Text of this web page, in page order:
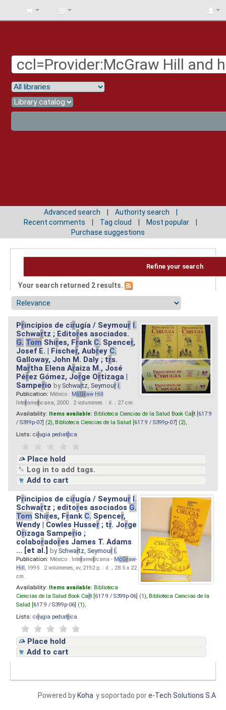
BIBLIOTECA
Advanced search
Authority search
Recent comments
Tag cloud
Most popular
Purchase suggestions
Refine your search
Your search returned 2 results.
Principios de cirugía / Seymour I.
Schwartz ; Editores asociados.
G. Tom Shires, Frank C. Spencer,
Josef E. | Fischer, Aubrey C.
Galloway, John M. Daly ; trs.
Martha Elena Araiza M., José
Pérez Gómez, Jorge Ortizaga |
Samperio by Schwartz, Seymour I.
Publication: México : McGraw-Hill
Interamericana, 2000 . 2 volumenes. : il. ; 27 cm.
Availability: Items available: Biblioteca Ciencias de la Salud Book Cart [ 617.9
/ S399p-07 ] (2), Biblioteca Ciencias de la Salud [ 617.9 / S399p-07 ] (2),
Lists: cirugia pediatrica
Place hold
Log in to add tags.
Add to cart
Principios de cirugía / Seymour I.
Schwartz ; editores asociados G.
Tom Shires, Frank C. Spencer,
Wendy | Cowles Husser ; tr. Jorge
Orizaga Samperio ;
colaboradores James T. Adams
... [et al.]by Schwartz, Seymour I.
Publication: México : Interamericana - McGraw-
Hill, 1995 . 2 volúmenes, xv, 2192 p. : il. ; 28.5 x 22
cm.
Availability: Items available: Biblioteca
Ciencias de la Salud Book Cart [ 617.9 / S399p-06 ] (1), Biblioteca Ciencias de la
Salud [ 617.9 / S399p-06 ] (1),
Lists: cirugia pediatrica
Place hold
Add to cart
y soportado pore-Tech Solutions S.A
Powered by Koha